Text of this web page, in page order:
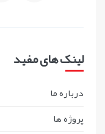
لینک های مفید
درباره ما
پروژه ها